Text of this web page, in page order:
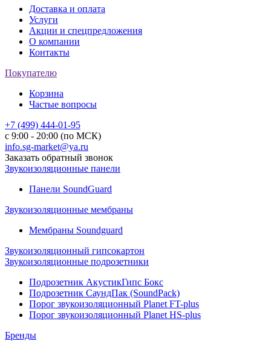
Доставка и оплата
Услуги
Акции и спецпредложения
О компании
Контакты
Покупателю
Корзина
Частые вопросы
+7 (499) 444-01-95
с 9:00 - 20:00 (по МСК)
info.sg-market@ya.ru
Заказать обратный звонок
Звукоизоляционные панели
Панели SoundGuard
Звукоизоляционные мембраны
Мембраны Soundguard
Звукоизоляционный гипсокартон
Звукоизоляционные подрозетники
Подрозетник АкустикГипс Бокс
Подрозетник СаундПак (SoundPack)
Порог звукоизоляционный Planet FT-plus
Порог звукоизоляционный Planet HS-plus
Бренды